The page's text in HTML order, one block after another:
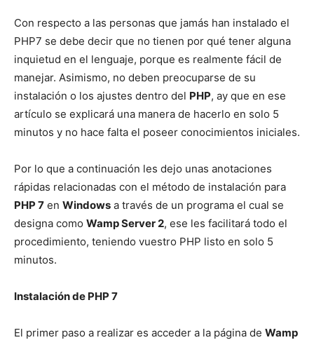
Con respecto a las personas que jamás han instalado el
PHP7 se debe decir que no tienen por qué tener alguna
inquietud en el lenguaje, porque es realmente fácil de
manejar. Asimismo, no deben preocuparse de su
instalación o los ajustes dentro del PHP, ay que en ese
artículo se explicará una manera de hacerlo en solo 5
minutos y no hace falta el poseer conocimientos iniciales.
Por lo que a continuación les dejo unas anotaciones
rápidas relacionadas con el método de instalación para
PHP 7 en Windows a través de un programa el cual se
designa como Wamp Server 2, ese les facilitará todo el
procedimiento, teniendo vuestro PHP listo en solo 5
minutos.
Instalación de PHP 7
El primer paso a realizar es acceder a la página de Wamp